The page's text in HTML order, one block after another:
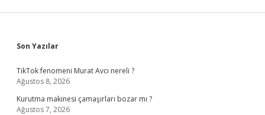
Sidebar
Son Yazılar
TikTok fenomeni Murat Avcı nereli ?
Ağustos 8, 2026
Kurutma makinesi çamaşırları bozar mı ?
Ağustos 7, 2026